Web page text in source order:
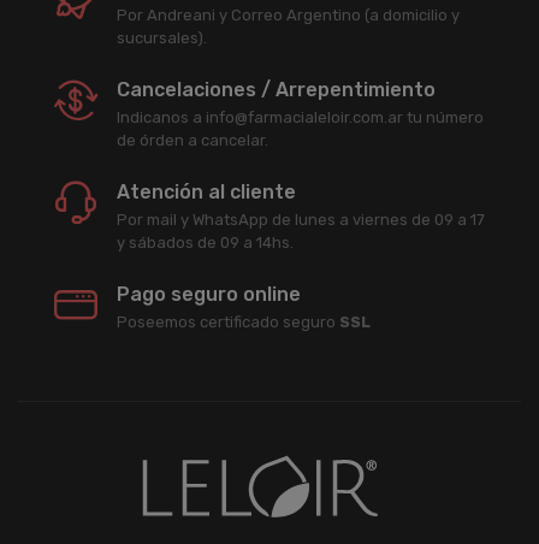
Por Andreani y Correo Argentino (a domicilio y
sucursales).
Cancelaciones / Arrepentimiento
Indicanos a info@farmacialeloir.com.ar tu número
de órden a cancelar.
Atención al cliente
Por mail y WhatsApp de lunes a viernes de 09 a 17
y sábados de 09 a 14hs.
Pago seguro online
Poseemos certificado seguro SSL